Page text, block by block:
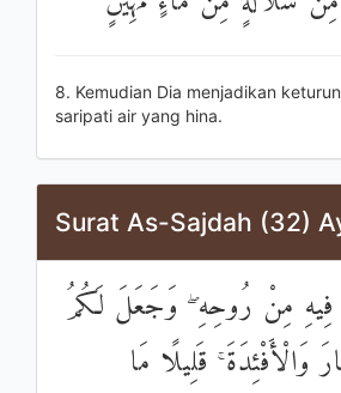
8. Kemudian Dia menjadikan
saripati air yang hina.
Surat As-Sajdah (32)
فِيهِ مِنْ رُوحِهِ ۖ وَجَعَلَ لَكُمُ
وَالْأَفْئِدَةَ ۚ قَلِيلًا مَا